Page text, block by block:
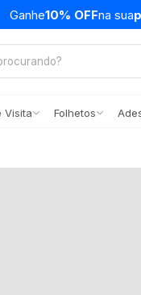
Ganhe10% OFFna sua
Visita Folhetos